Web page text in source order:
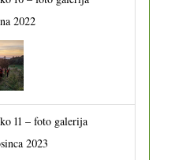
2022
11 – foto galerija
2023